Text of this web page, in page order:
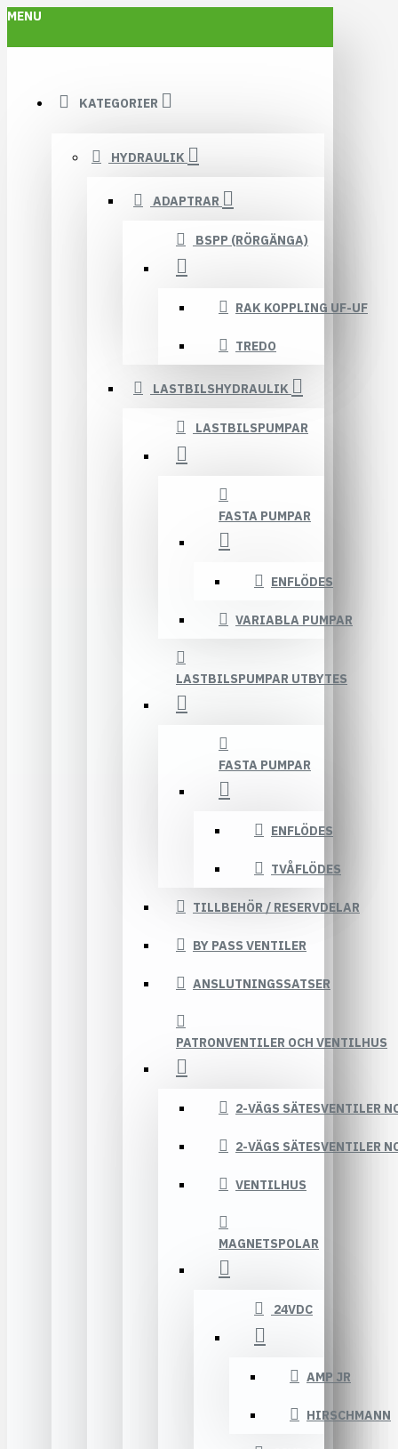
MENU
KATEGORIER
HYDRAULIK
ADAPTRAR
BSPP (RÖRGÄNGA)
RAK KOPPLING UF-UF
TREDO
LASTBILSHYDRAULIK
LASTBILSPUMPAR
FASTA PUMPAR
ENFLÖDES
VARIABLA PUMPAR
LASTBILSPUMPAR UTBYTES
FASTA PUMPAR
ENFLÖDES
TVÅFLÖDES
TILLBEHÖR / RESERVDELAR
BY PASS VENTILER
ANSLUTNINGSSATSER
PATRONVENTILER OCH VENTILHUS
2-VÄGS SÄTESVENTILER
2-VÄGS SÄTESVENTILER
VENTILHUS
MAGNETSPOLAR
24VDC
AMP JR
HIRSCHMANN